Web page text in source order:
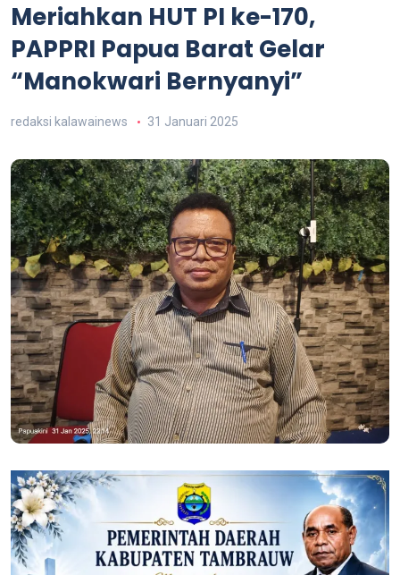
Meriahkan HUT PI ke-170,
PAPPRI Papua Barat Gelar
“Manokwari Bernyanyi”
redaksi kalawainews 31 Januari 2025